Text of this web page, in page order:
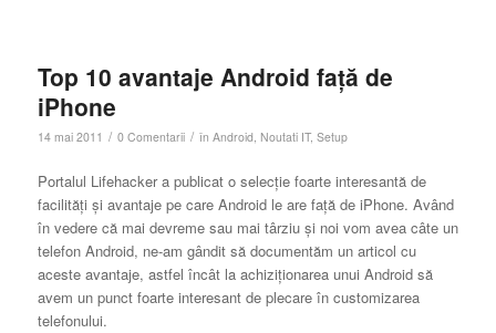
Top 10 avantaje Android faţă de
iPhone
14 mai 2011 / 0 Comentarii / în Android, Noutati IT, Setup
Portalul Lifehacker a publicat o selecţie foarte interesantă de
facilităţi şi avantaje pe care Android le are faţă de iPhone. Având
în vedere că mai devreme sau mai târziu şi noi vom avea câte un
telefon Android, ne-am gândit să documentăm un articol cu
aceste avantaje, astfel încât la achiziţionarea unui Android să
avem un punct foarte interesant de plecare în customizarea
telefonului.